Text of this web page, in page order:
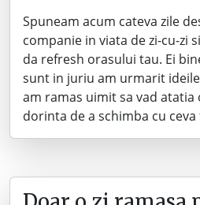
Spuneam acum cateva zile
companie in viata de zi-cu-zi
da refresh orasului tau. Ei
sunt in juriu am urmarit
am ramas uimit sa vad atatia
dorinta de a schimba cu